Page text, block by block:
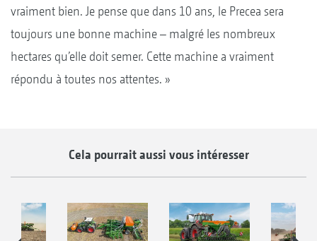
vraiment bien. Je pense que dans 10 ans, le Precea sera
toujours une bonne machine – malgré les nombreux
hectares qu’elle doit semer. Cette machine a vraiment
répondu à toutes nos attentes. »
Cela pourrait aussi vous intéresser